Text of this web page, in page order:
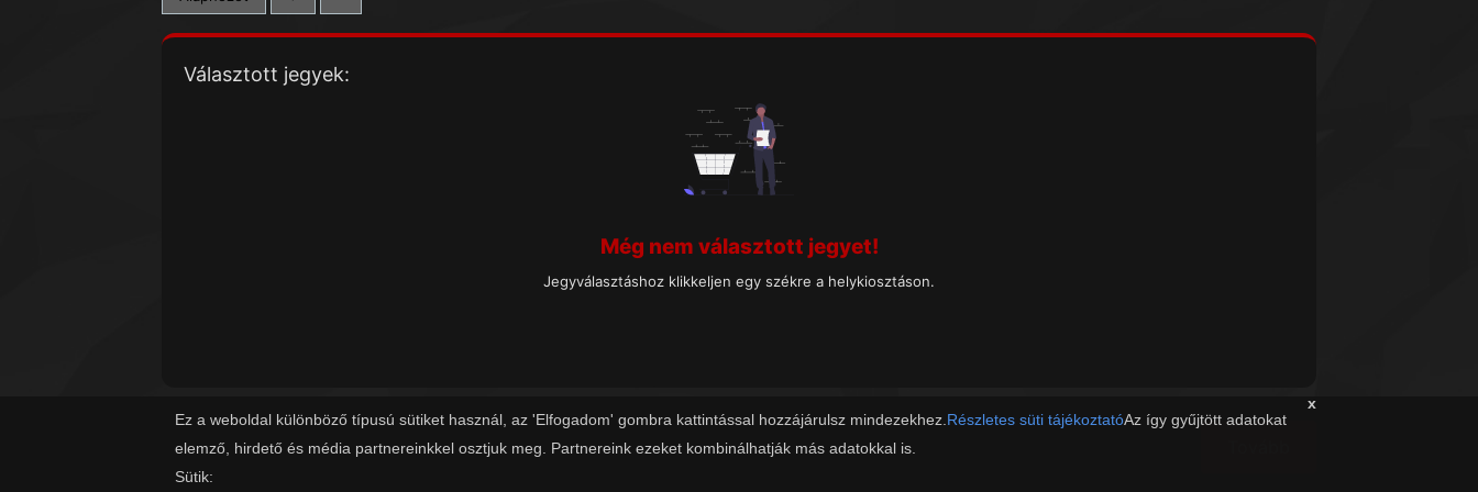
x
Ez a weboldal különböző típusú sütiket használ, az 'Elfogadom' gombra kattintással hozzájárulsz mindezekhez. Részletes süti tájékoztatóAz így gyűjtött adatokat
elemző, hirdető és média partnereinkkel osztjuk meg. Partnereink ezeket kombinálhatják más adatokkal is.
Sütik:
Választott jegyek:
Még nem választott jegyet!
Jegyválasztáshoz klikkeljen egy székre a helykiosztáson.